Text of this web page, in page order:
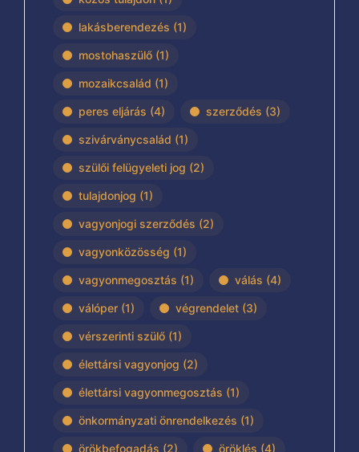
lakásberendezés (1)
mostohaszülő (1)
mozaikcsalád (1)
peres eljárás (4) szerződés (3)
szivárványcsalád (1)
szülői felügyeleti jog (2)
tulajdonjog (1)
vagyonjogi szerződés (2)
vagyonközösség (1)
vagyonmegosztás (1) válás (4)
válóper (1) végrendelet (3)
vérszerinti szülő (1)
élettársi vagyonjog (2)
élettársi vagyonmegosztás (1)
önkormányzati önrendelkezés (1)
örökbefogadás (2) öröklés (4)